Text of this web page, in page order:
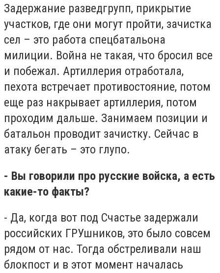
Задержание разведгрупп, прикрытие
участков, где они могут пройти, зачистка
сел – это работа спецбатальона
милиции. Война не такая, что бросил все
и побежал. Артиллерия отработала,
пехота встречает противостояние, потом
еще раз накрывает артиллерия, потом
проходим дальше. Занимаем позиции и
батальон проводит зачистку. Сейчас в
атаку бегать – это глупо.
- Вы говорили про русские войска, а есть
какие-то факты?
- Да, когда вот под Счастье задержали
российских ГРУшников, это было совсем
рядом от нас. Тогда обстреливали наш
блокпост и в этот момент началась